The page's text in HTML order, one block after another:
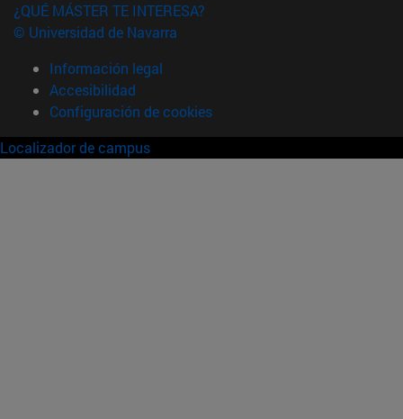
¿QUÉ MÁSTER TE INTERESA?
© Universidad de Navarra
Información legal
Accesibilidad
Configuración de cookies
Localizador de campus